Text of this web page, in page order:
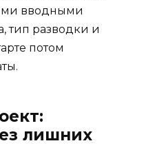
вводными
тип разводки и
потом
лишних